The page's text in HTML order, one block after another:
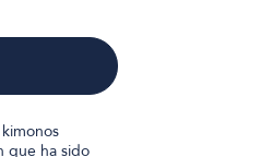
que ha sido